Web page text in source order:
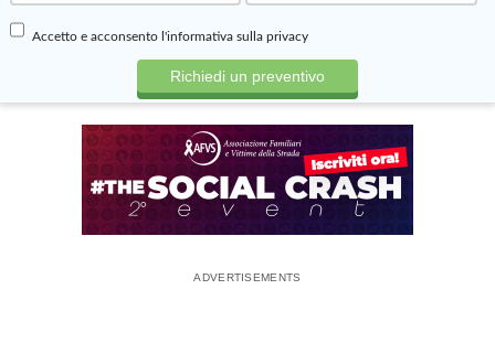
Accetto e acconsento l'informativa sulla privacy